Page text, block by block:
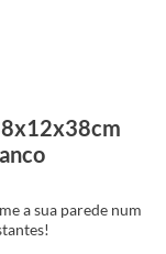
a sua parede num